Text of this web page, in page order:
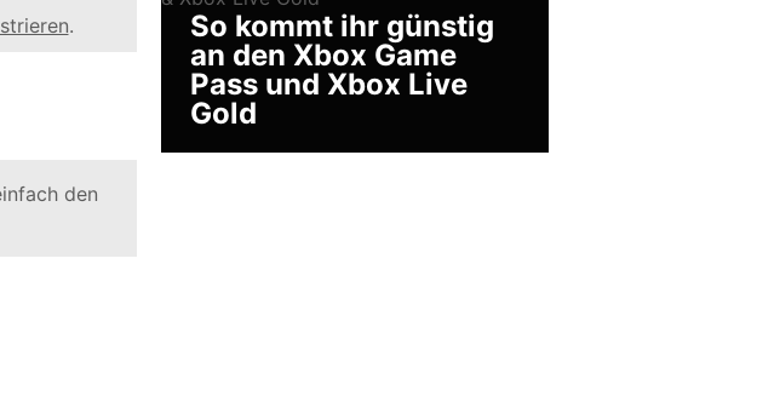
.
den
So kommt ihr günstig
an den Xbox Game
Pass und Xbox Live
Gold